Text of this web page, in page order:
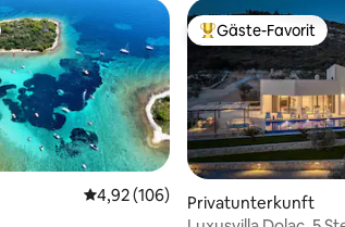
Durchschnittliche Bewertung: 4,92
4,92 (106)
Beliebter Gäste-
Gäste-Favorit
Privatunterkunft